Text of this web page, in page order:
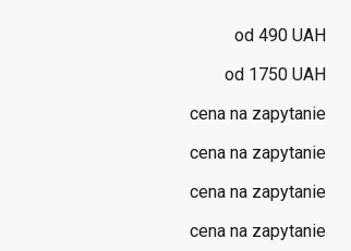
od 490 UAH
od 1750 UAH
cena na zapytanie
cena na zapytanie
cena na zapytanie
cena na zapytanie